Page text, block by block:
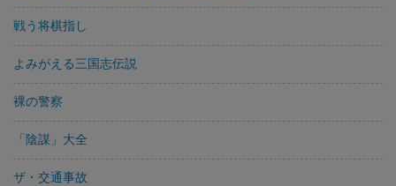
戦う将棋指し
よみがえる三国志伝説
裸の警察
「陰謀」大全
ザ・交通事故